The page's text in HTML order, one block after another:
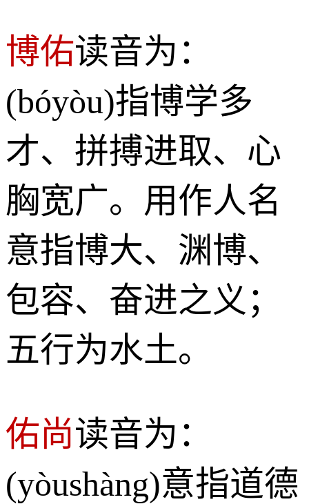
博佑读音为：
(bóyòu)指博学多
才、拼搏进取、心
胸宽广。用作人名
意指博大、渊博、
包容、奋进之义；
五行为水土。
佑尚读音为：
(yòushàng)意指道德